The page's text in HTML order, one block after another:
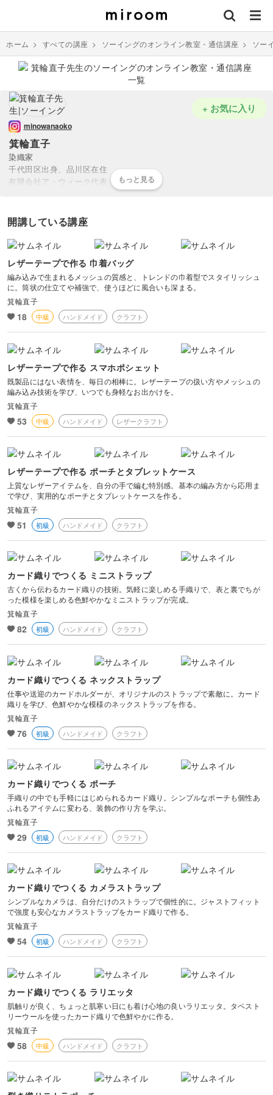
ホーム > すべての講座 > ソーイングのオンライン教室・通信講座 > ソー
箕輪直子
minowanaoko
染織家
千代田区出身、品川区在住
有限会社ア・ウィーク代表
楽習フォーラムリビングアート手織倶楽部会長
著書は「手織り大全」「草木染め大全」「裂織り大全」「裂き織りレ
ッスン」など30冊以上
+ お気に入り
開講している講座
レザーテープで作る 巾着バッグ
編み込みで生まれるメッシュの質感と、トレンドの巾着型でスタイリッシュ
に。筒状の仕立てや補強で、使うほどに風合いも深まる。
箕輪直子
18 中級 ハンドメイド クラフト
レザーテープで作る スマホポシェット
既製品にはない表情を、毎日の相棒に。レザーテープの扱い方やメッシュの
編み込み技術を学び、いつでも身軽なお出かけを。
箕輪直子
53 中級 ハンドメイド レザークラフト
レザーテープで作る ポーチとタブレットケース
上質なレザーアイテムを、自分の手で編む特別感。基本の編み方から応用ま
で学び、実用的なポーチとタブレットケースを作る。
箕輪直子
51 初級 ハンドメイド クラフト
カード織りでつくる ミニストラップ
古くから伝わるカード織りの技術。気軽に楽しめる手織りで、表と裏でちが
った模様を楽しめる色鮮やかなミニストラップが完成。
箕輪直子
82 初級 ハンドメイド クラフト
カード織りでつくる ネックストラップ
仕事や送迎のカードホルダーが、オリジナルのストラップで素敵に。カード
織りを学び、色鮮やかな模様のネックストラップを作る。
箕輪直子
76 初級 ハンドメイド クラフト
カード織りでつくる ポーチ
手織りの中でも手軽にはじめられるカード織り。シンプルなポーチも個性あ
ふれるアイテムに変わる、装飾の作り方を学ぶ。
箕輪直子
29 初級 ハンドメイド クラフト
カード織りでつくる カメラストラップ
シンプルなカメラは、自分だけのストラップで個性的に。ジャストフィット
で強度も安心なカメラストラップをカード織りで作る。
箕輪直子
54 初級 ハンドメイド クラフト
カード織りでつくる ラリエッタ
肌触りが良く、ちょっと肌寒い日にも着け心地の良いラリエッタ。タペスト
リーウールを使ったカード織りで色鮮やかに作る。
箕輪直子
58 中級 ハンドメイド クラフト